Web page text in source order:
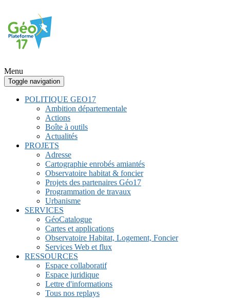
Menu
Toggle navigation
POLITIQUE GEO17
Ambition départementale
Actions
Boîte à outils
Actualités
PROJETS
Adresse
Cartographie enrobés amiantés
Observatoire habitat & foncier
Projets des partenaires Géo17
Programmation de travaux
Urbanisme
SERVICES
GéoCatalogue
Cartes et applications
Observatoire Habitat, Logement, Foncier
Services Web et flux
RESSOURCES
Espace collaboratif
Espace juridique
Lettre d'informations
Tous nos replays